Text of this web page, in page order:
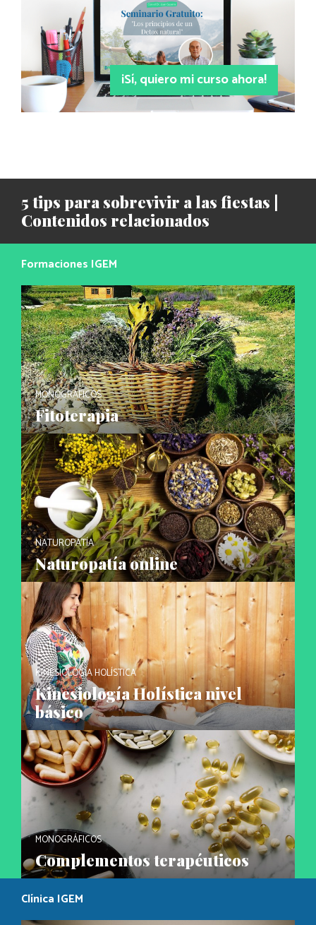
¡Sí, quiero mi curso ahora!
5 tips para sobrevivir a las fiestas |
Contenidos relacionados
Formaciones IGEM
MONOGRÁFICOS
Fitoterapia
NATUROPATÍA
Naturopatía online
KINESIOLOGÍA HOLÍSTICA
Kinesiología Holística nivel
básico
MONOGRÁFICOS
Complementos terapéuticos
Clínica IGEM